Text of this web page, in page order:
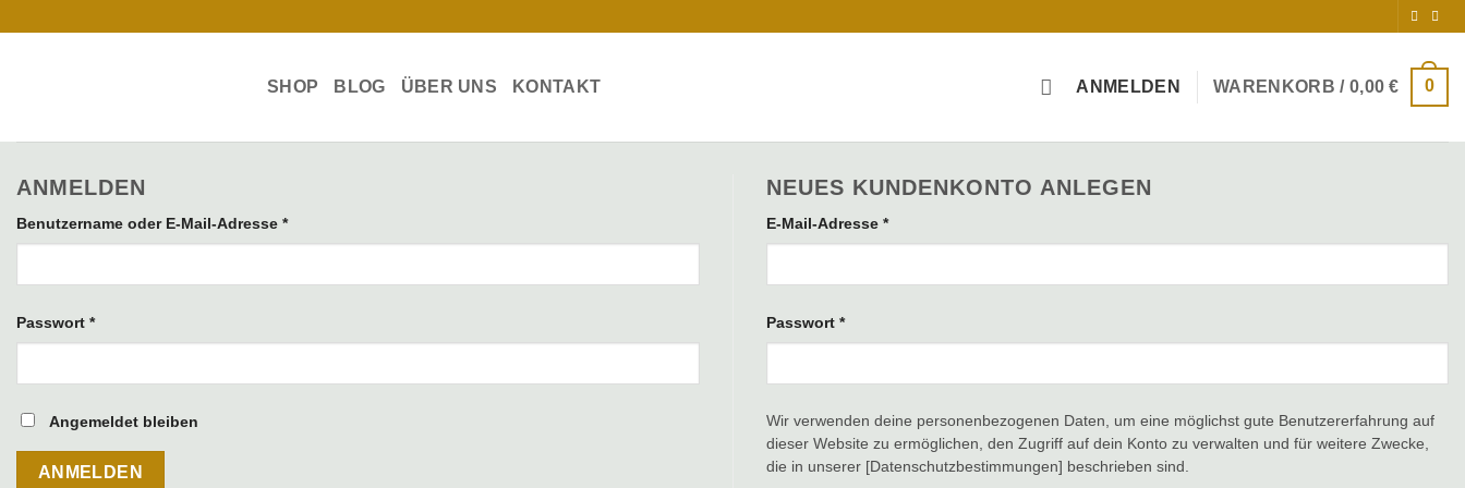
SHOP
BLOG ÜBER UNS KONTAKT ANMELDEN WARENKORB / 0,00€ 0
ANMELDEN
Benutzername oder E-Mail-Adresse *Erforderlich
Passwort *Erforderlich
Angemeldet bleiben
ANMELDEN
NEUES KUNDENKONTO ANLEGEN
E-Mail-Adresse *Erforderlich
Passwort *Erforderlich
Wir verwenden deine personenbezogenen Daten, um eine möglichst gute Benutzererfahrung auf
dieser Website zu ermöglichen, den Zugriff auf dein Konto zu verwalten und für weitere Zwecke,
die in unserer [Datenschutzbestimmungen] beschrieben sind.